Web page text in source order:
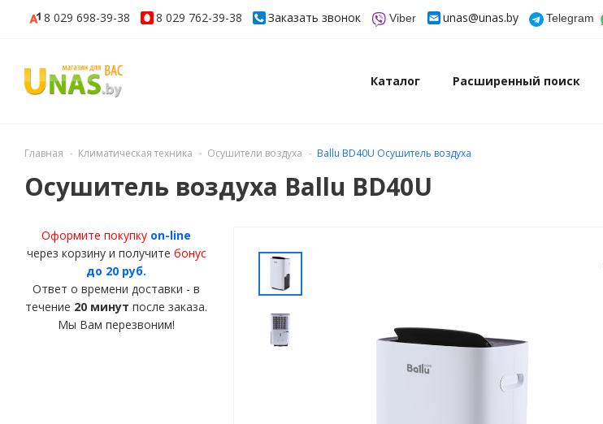
8 029 698-39-38 8 029 762-39-38 Заказать звонок Viber unas@unas.by Telegram
Каталог Расширенный поиск
Главная Климатическая техника Осушители воздуха Ballu BD40U Осушитель воздуха
Осушитель воздуха Ballu BD40U
Оформите покупку on-line
через корзину и получите бонус
до 20 руб.
Ответ о времени доставки - в
течение 20 минут после заказа.
Мы Вам перезвоним!